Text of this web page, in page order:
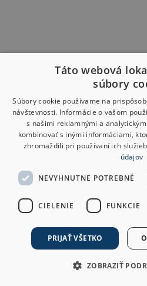
Táto webová
súbory
Súbory cookie používame na
návštevnosti. Informácie o vašom
s našimi reklamnými a
kombinovať s inými informáciami,
zhromaždili pri používaní ich
údajov
NEVYHNUTNE POTREBNÉ
CIELENIE FUNKCIE
PRIJAŤ VŠETKO
ZOBRAZIŤ